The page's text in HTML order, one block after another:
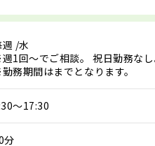
週 /水
1回～でご相談。 祝日勤務なし
務期間はまでとなります。
～17:30
分